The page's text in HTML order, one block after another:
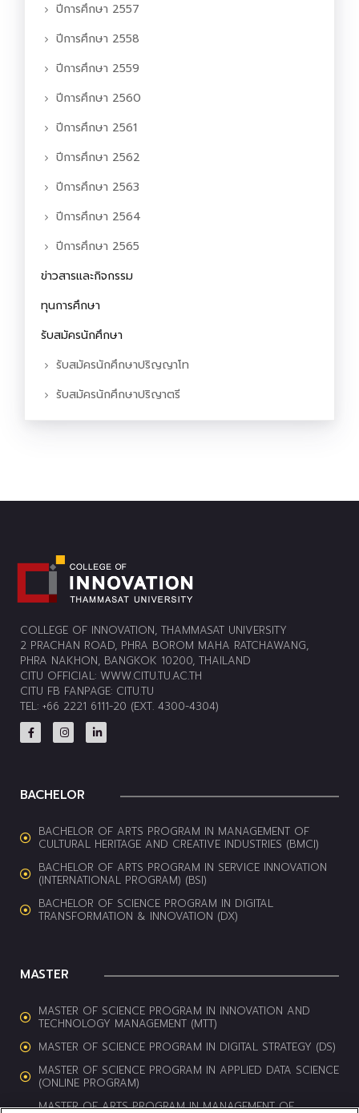
ปีการศึกษา 2557
ปีการศึกษา 2558
ปีการศึกษา 2559
ปีการศึกษา 2560
ปีการศึกษา 2561
ปีการศึกษา 2562
ปีการศึกษา 2563
ปีการศึกษา 2564
ปีการศึกษา 2565
ข่าวสารและกิจกรรม
ทุนการศึกษา
รับสมัครนักศึกษา
รับสมัครนักศึกษาปริญญาโท
รับสมัครนักศึกษาปริญาตรี
COLLEGE OF INNOVATION, THAMMASAT UNIVERSITY
2 PRACHAN ROAD, PHRA BOROM MAHA RATCHAWANG,
PHRA NAKHON, BANGKOK 10200, THAILAND
CITU OFFICIAL: WWW.CITU.TU.AC.TH
CITU FB FANPAGE: CITU.TU
TEL: +66 2221 6111-20 (EXT. 4300-4304)
BACHELOR
BACHELOR OF ARTS PROGRAM IN MANAGEMENT OF
CULTURAL HERITAGE AND CREATIVE INDUSTRIES (BMCI)
BACHELOR OF ARTS PROGRAM IN SERVICE INNOVATION
(INTERNATIONAL PROGRAM) (BSI)
BACHELOR OF SCIENCE PROGRAM IN DIGITAL
TRANSFORMATION & INNOVATION (DX)
MASTER
MASTER OF SCIENCE PROGRAM IN INNOVATION AND
TECHNOLOGY MANAGEMENT (MTT)
MASTER OF SCIENCE PROGRAM IN DIGITAL STRATEGY (DS)
MASTER OF SCIENCE PROGRAM IN APPLIED DATA SCIENCE
(ONLINE PROGRAM)
MASTER OF ARTS PROGRAM IN MANAGEMENT OF